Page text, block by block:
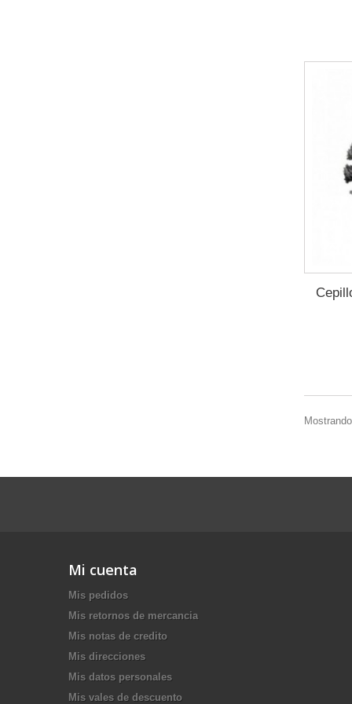
Mi cuenta
Mis pedidos
Mis retornos de mercancia
Mis notas de credito
Mis direcciones
Mis datos personales
Mis vales de descuento